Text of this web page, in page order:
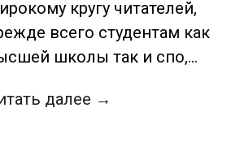
кругу читателей,
всего студентам как
школы так и спо,…
далее →